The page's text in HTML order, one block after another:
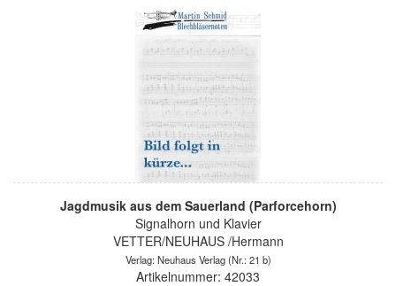
Jagdmusik aus dem Sauerland (Parforcehorn)
Signalhorn und Klavier
VETTER/NEUHAUS /Hermann
Verlag: Neuhaus Verlag(Nr.: 21 b)
Artikelnummer: 42033